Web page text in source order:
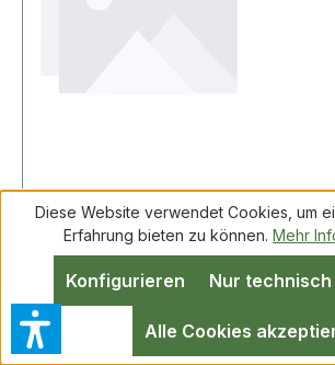
Facom 405.10RMT
Tech axial
Facom 405.10RMT
axial MICRO-TECH®
Diese Website verwendet Cookies, um
Erfahrung bieten zu können. Mehr
Nur
Konfigurieren
Alle Cookies